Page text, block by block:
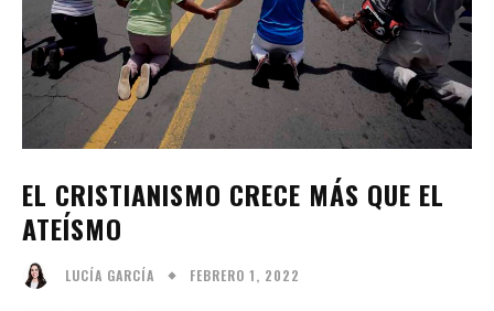
EL CRISTIANISMO CRECE MÁS QUE EL
ATEÍSMO
LUCÍA GARCÍA FEBRERO 1, 2022